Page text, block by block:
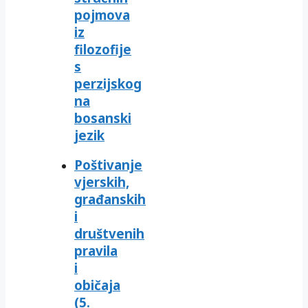
pojmova
iz
filozofije
s
perzijskog
na
bosanski
jezik
Poštivanje
vjerskih,
građanskih
i
društvenih
pravila
i
običaja
(5.